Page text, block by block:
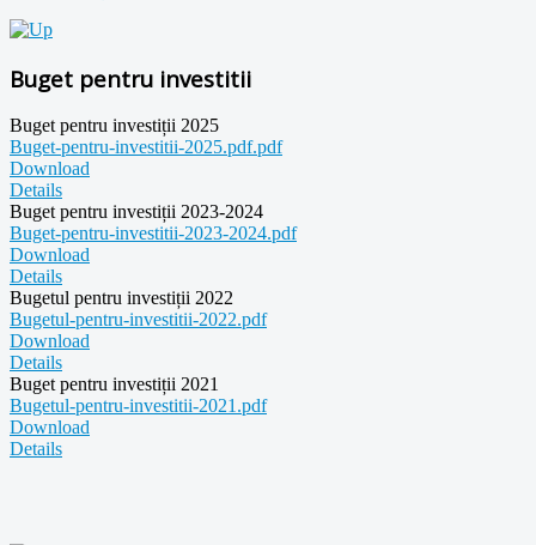
Buget pentru investitii
Buget pentru investiții 2025
Buget-pentru-investitii-2025.pdf.pdf
Download
Details
Buget pentru investiții 2023-2024
Buget-pentru-investitii-2023-2024.pdf
Download
Details
Bugetul pentru investiții 2022
Bugetul-pentru-investitii-2022.pdf
Download
Details
Buget pentru investiții 2021
Bugetul-pentru-investitii-2021.pdf
Download
Details